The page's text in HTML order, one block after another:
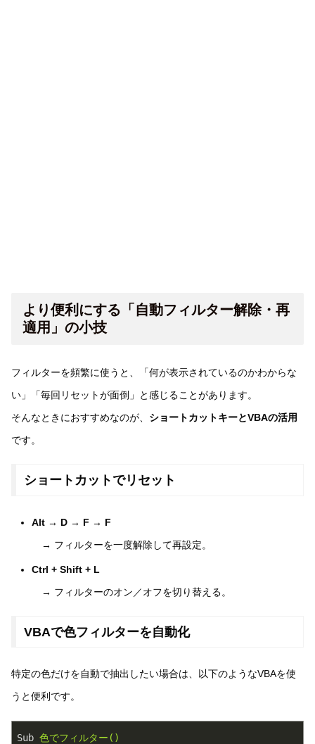
より便利にする「自動フィルター解除・再
適用」の小技
フィルターを頻繁に使うと、「何が表示されているのかわからな
い」「毎回リセットが面倒」と感じることがあります。
そんなときにおすすめなのが、 ショートカットキーとVBAの活用
です。
ショートカットでリセット
Alt → D → F → F
→ フィルターを一度解除して再設定。
Ctrl + Shift + L
→ フィルターのオン／オフを切り替える。
VBAで色フィルターを自動化
特定の色だけを自動で抽出したい場合は、以下のようなVBAを使
うと便利です。
Sub 色でフィルター()